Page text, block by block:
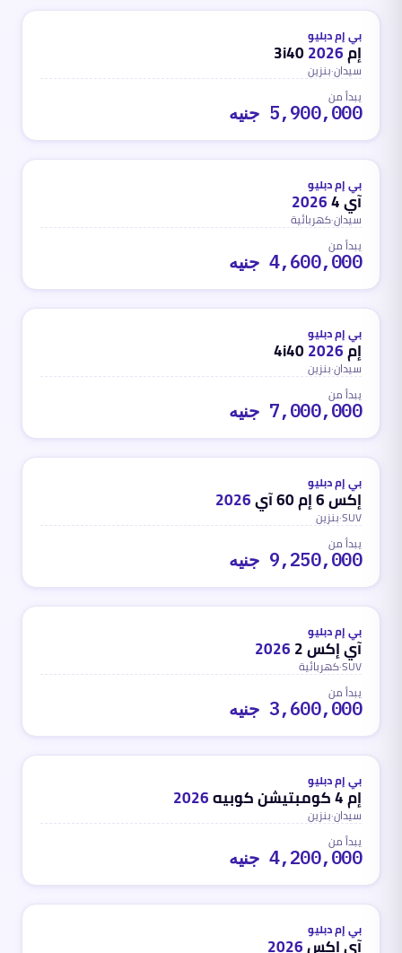
محدثمنذ 3 أشهر
بي إم دبليو
إم 3i402026
سيدان·بنزين
يبدأ من
5,900,000 جنيه
محدثمنذ 3 أشهر
كهربائية
بي إم دبليو
آي 4 2026
سيدان·كهربائية
يبدأ من
4,600,000 جنيه
محدثمنذ 3 أشهر
بنزين
بي إم دبليو
إم 4i402026
سيدان·بنزين
يبدأ من
7,000,000 جنيه
محدثمنذ 3 أشهر
بنزين
بي إم دبليو
إكس 6 إم 60 آي 2026
SUV
·بنزين
يبدأ من
9,250,000 جنيه
محدثمنذ 3 أشهر
كهربائية
بي إم دبليو
آي إكس 2 2026
SUV
·كهربائية
يبدأ من
3,600,000 جنيه
محدثمنذ 3 أشهر
بنزين
بي إم دبليو
إم 4 كومبتيشن كوبيه 2026
سيدان·بنزين
يبدأ من
4,200,000 جنيه
ب
محدثمنذ 3 أشهر
كهربائية
بي إم دبليو
آي إكس2026